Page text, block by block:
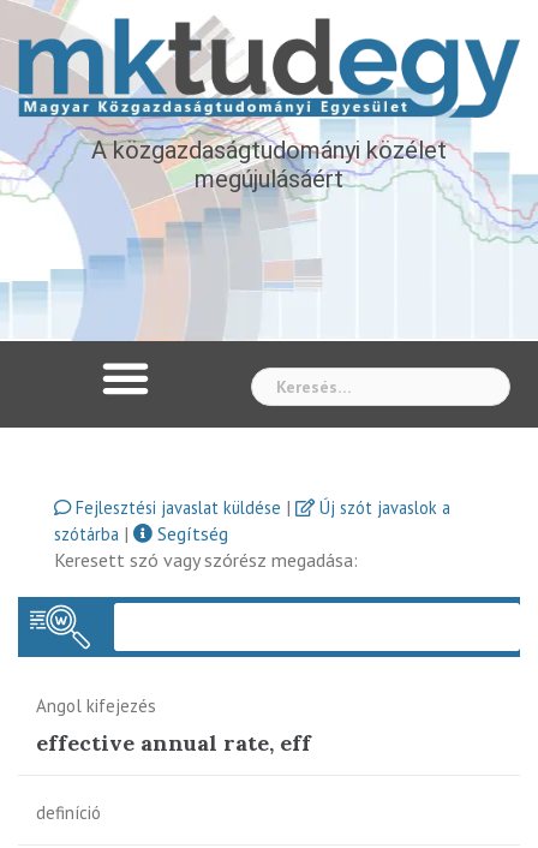
A közgazdaságtudományi közélet
megújulásáért
Fejlesztési javaslat küldése |
Új szót javaslok a
szótárba |
Segítség
Keresett szó vagy szórész megadása:
Angol kifejezés
effective annual rate, eff
definíció